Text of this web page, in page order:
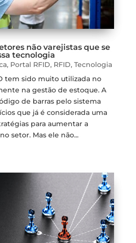
não varejistas que se
tecnologia
, Portal RFID, RFID, Tecnologia
tem sido muito utilizada no
na gestão de estoque. A
de barras pelo sistema
que já é considerada uma
para aumentar a
setor. Mas ele não...